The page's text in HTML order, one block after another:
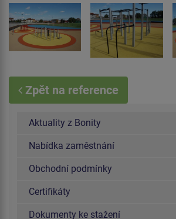
Zpět na reference
Aktuality z Bonity
Nabídka zaměstnání
Obchodní podmínky
Certifikáty
Dokumenty ke stažení